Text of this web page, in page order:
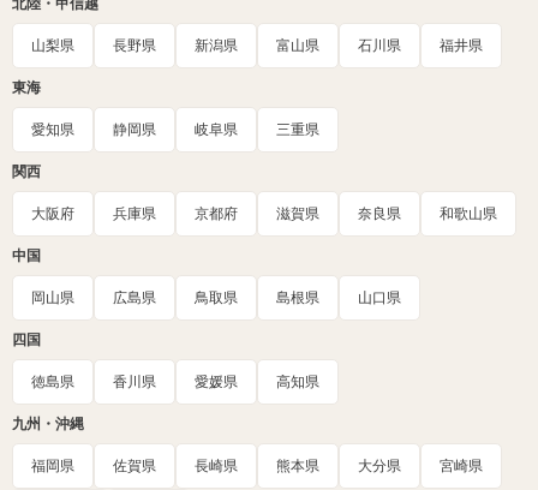
北陸・甲信越
山梨県 長野県 新潟県 富山県 石川県 福井県
東海
愛知県 静岡県 岐阜県 三重県
関西
大阪府 兵庫県 京都府 滋賀県 奈良県 和歌山県
中国
岡山県 広島県 鳥取県 島根県 山口県
四国
徳島県 香川県 愛媛県 高知県
九州・沖縄
福岡県 佐賀県 長崎県 熊本県 大分県 宮崎県